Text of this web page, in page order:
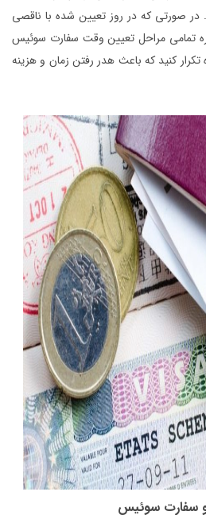
در صورتی که در روز تعیین شده با ناقصی
تمامی مراحل تعیین وقت سفارت سوئیس
کنید که باعث هدر رفتن زمان و هزینه
سفارت سوئیس